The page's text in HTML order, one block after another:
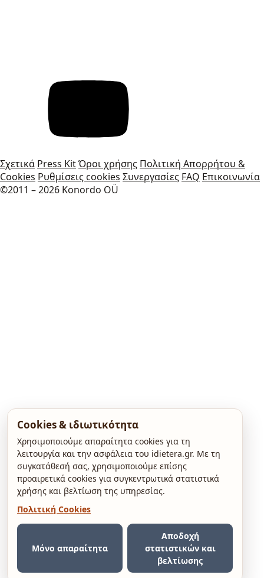
Σχετικά Press KitΌροι χρήσης Πολιτική Απορρήτου &
Cookies Ρυθμίσεις cookies Συνεργασίες FAQ Επικοινωνία
©2011 – 2026 Konordo OÜ
Cookies & ιδιωτικότητα
Χρησιμοποιούμε απαραίτητα cookies για τη
λειτουργία και την ασφάλεια του idietera.gr. Με τη
συγκατάθεσή σας, χρησιμοποιούμε επίσης
προαιρετικά cookies για συγκεντρωτικά στατιστικά
χρήσης και βελτίωση της υπηρεσίας.
Πολιτική Cookies
Μόνο απαραίτητα
Αποδοχή
στατιστικών και
βελτίωσης